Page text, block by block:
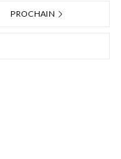
PROCHAIN